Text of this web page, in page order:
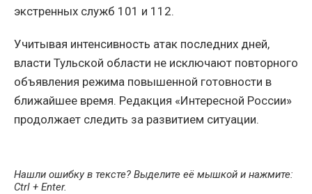
экстренных служб 101 и 112.
Учитывая интенсивность атак последних дней,
власти Тульской области не исключают повторного
объявления режима повышенной готовности в
ближайшее время. Редакция «Интересной России»
продолжает следить за развитием ситуации.
Нашли ошибку в тексте? Выделите её мышкой и нажмите:
Ctrl + Enter.